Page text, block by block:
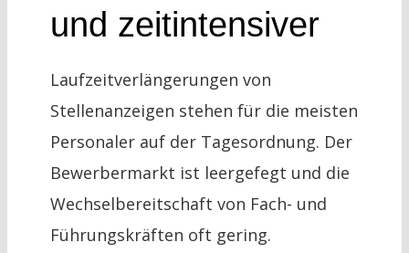
und zeitintensiver
Laufzeitverlängerungen von
Stellenanzeigen stehen für die meisten
Personaler auf der Tagesordnung. Der
Bewerbermarkt ist leergefegt und die
Wechselbereitschaft von Fach- und
Führungskräften oft gering.